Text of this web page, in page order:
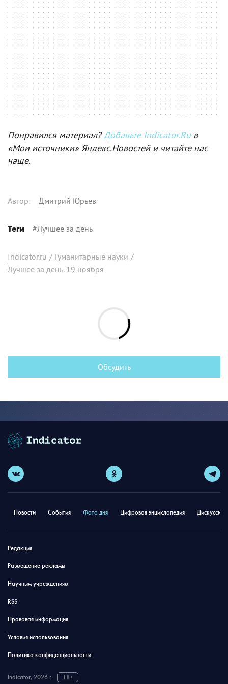
Понравился материал?Добавьте Indicator.Ruв
«Мои источники» Яндекс.Новостей и читайте нас
чаще.
Автор: Дмитрий Юрьев
Теги #Лучшее за день
Indicator.ru / Гуманитарные науки /
Лучшее за день. 19 ноября
Обсудить
Новости События Фото дня Цифровая энциклопедия
Редакция
Размещение рекламы
Научным учреждениям
RSS
Правовая информация
Условия использования
Политика конфиденциальности
Indicator, 2026 г. 18+